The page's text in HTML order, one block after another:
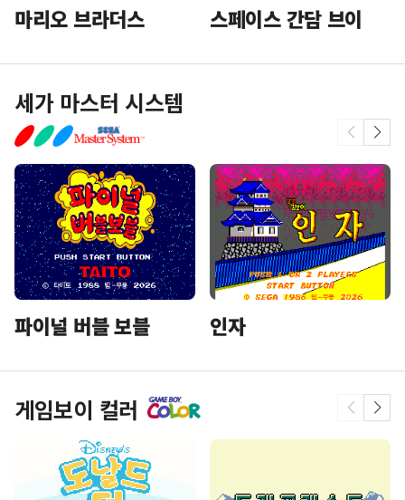
마리오 브라더스 스페이스 간담 브이
세가 마스터 시스템
파이널 버블 보블 인자
게임보이 컬러